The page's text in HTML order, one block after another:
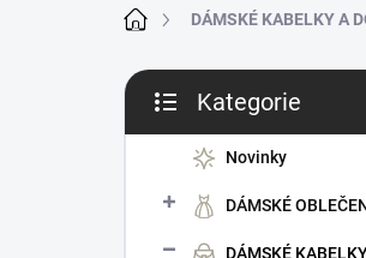
Domů DÁMSKÉ KABELKY A
P
s
kategorie
Kategorie
Novinky
DÁMSKÉ
DÁMSKÉ